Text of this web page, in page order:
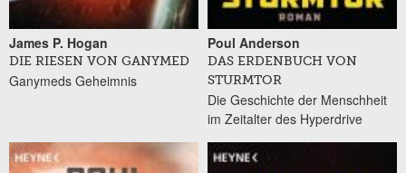
James P. Hogan
DIE RIESEN VON GANYMED
Ganymeds Geheimnis
Poul Anderson
DAS ERDENBUCH VON
STURMTOR
Die Geschichte der Menschheit
im Zeitalter des Hyperdrive